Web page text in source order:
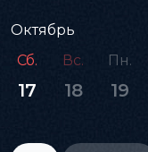
Октябрь
Сб.
17
Вс.
18
Пн.
19